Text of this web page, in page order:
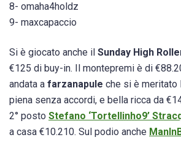
8- omaha4holdz
9- maxcapaccio
Si è giocato anche il Sunday High
€125 di buy-in. Il montepremi è di
andata a farzanapule che si è meritato
piena senza accordi, e bella ricca da
2° posto Stefano ‘Tortellinho9’
a casa €10.210. Sul podio anche